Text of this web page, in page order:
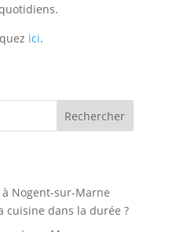
ici.
Rechercher
Nogent-sur-Marne
dans la durée ?